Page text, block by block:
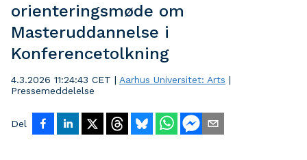
orienteringsmøde om
Masteruddannelse i
Konferencetolkning
4.3.2026 11:24:43 CET | Aarhus Universitet: Arts |
Pressemeddelelse
Del